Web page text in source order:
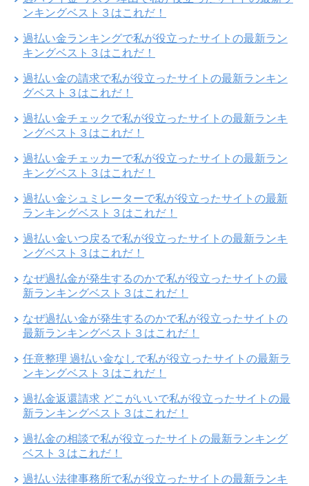
ンキングベスト３はこれだ！
過払い金ランキングで私が役立ったサイトの最新ラン
キングベスト３はこれだ！
過払い金の請求で私が役立ったサイトの最新ランキン
グベスト３はこれだ！
過払い金チェックで私が役立ったサイトの最新ランキ
ングベスト３はこれだ！
過払い金チェッカーで私が役立ったサイトの最新ラン
キングベスト３はこれだ！
過払い金シュミレーターで私が役立ったサイトの最新
ランキングベスト３はこれだ！
過払い金いつ戻るで私が役立ったサイトの最新ランキ
ングベスト３はこれだ！
なぜ過払金が発生するのかで私が役立ったサイトの最
新ランキングベスト３はこれだ！
なぜ過払い金が発生するのかで私が役立ったサイトの
最新ランキングベスト３はこれだ！
任意整理 過払い金なしで私が役立ったサイトの最新ラ
ンキングベスト３はこれだ！
過払金返還請求 どこがいいで私が役立ったサイトの最
新ランキングベスト３はこれだ！
過払金の相談で私が役立ったサイトの最新ランキング
ベスト３はこれだ！
過払い法律事務所で私が役立ったサイトの最新ランキ